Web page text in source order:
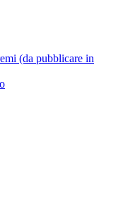
(da pubblicare in